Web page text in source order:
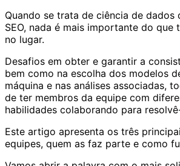
Quando se trata de ciência de dados
SEO, nada é mais importante do que
no lugar.
Desafios em obter e garantir a
bem como na escolha dos modelos
máquina e nas análises associadas,
de ter membros da equipe com
habilidades colaborando para
Este artigo apresenta os três
equipes, quem as faz parte e como